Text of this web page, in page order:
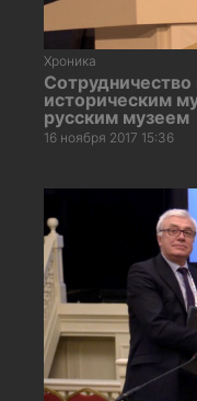
Хроника
историческим
русским музеем
16 ноября 2017 15:36